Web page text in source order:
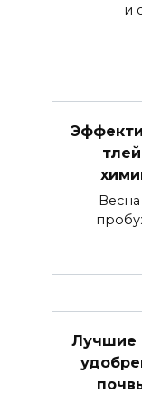
и
Лучшие